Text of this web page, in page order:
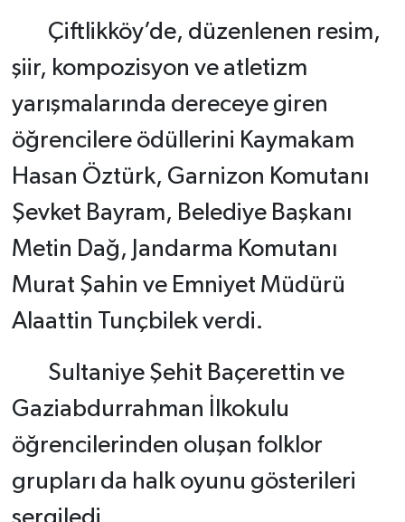
Çiftlikköy’de, düzenlenen resim,
şiir, kompozisyon ve atletizm
yarışmalarında dereceye giren
öğrencilere ödüllerini Kaymakam
Hasan Öztürk, Garnizon Komutanı
Şevket Bayram, Belediye Başkanı
Metin Dağ, Jandarma Komutanı
Murat Şahin ve Emniyet Müdürü
Alaattin Tunçbilek verdi.
Sultaniye Şehit Baçerettin ve
Gaziabdurrahman İlkokulu
öğrencilerinden oluşan folklor
grupları da halk oyunu gösterileri